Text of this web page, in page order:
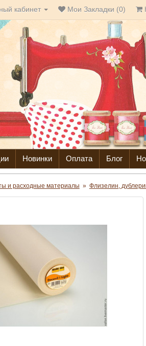
кабинет Мои Закладки (0)
Новинки Оплата Блог
и расходные материалы » Флизелин,